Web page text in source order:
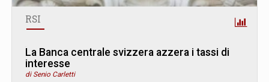
RSI
La Banca centrale svizzera azzera i tassi di
interesse
di Senio Carletti